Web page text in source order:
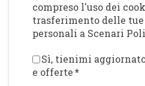
compreso l'uso dei
trasferimento delle
personali a Scenari
Sì, tienimi
e offerte*